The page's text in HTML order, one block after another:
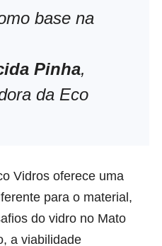
base na
Pinha,
da Eco
Vidros oferece uma
para o material,
do vidro no Mato
a viabilidade